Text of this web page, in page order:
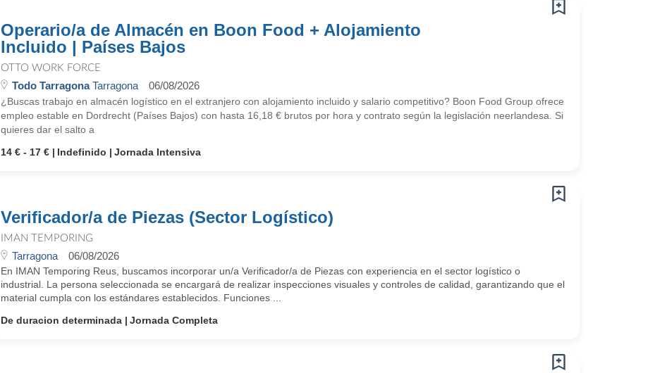
Operario/a de Almacén en Boon Food + Alojamiento
Incluido | Países Bajos
OTTO WORK FORCE
Todo TarragonaTarragona 06/08/2026
¿Buscas trabajo en almacén logístico en el extranjero con alojamiento incluido y salario competitivo? Boon Food Group ofrece
empleo estable en Dordrecht (Países Bajos) con hasta 16,18 € brutos por hora y contrato según la legislación neerlandesa. Si
quieres dar el salto a
14 € - 17 €
Indefinido Jornada Intensiva
Verificador/a de Piezas (Sector Logístico)
IMAN TEMPORING
Tarragona 06/08/2026
En IMAN Temporing Reus, buscamos incorporar un/a Verificador/a de Piezas con experiencia en el sector logístico o
industrial. La persona seleccionada se encargará de realizar inspecciones visuales y controles de calidad, garantizando que el
material cumpla con los estándares establecidos. Funciones ...
De duracion determinada
Jornada Completa